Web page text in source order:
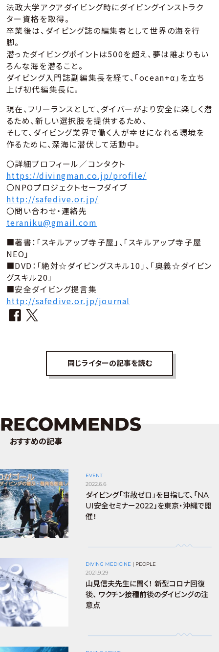
法政大学アクアダイビング時にダイビングインストラク
ター資格を取得。
卒業後は、ダイビング誌の編集者として世界の海を行
脚。
潜ったダイビングポイントは500を超え、夢は誰よりもい
ろんな海を潜ること。
ダイビング入門誌副編集長を経て、「ocean+α」を立ち
上げ初代編集長に。
現在、フリーランスとして、ダイバーがより安全に楽しく潜
るため、新しい選択肢を提供するため、
そして、ダイビング業界で働く人が幸せになれる環境を
作るために、深海に潜伏して活動中。
〇詳細プロフィール／コンタクト
https://divingman.co.jp/profile/
〇NPOプロジェクトセーフダイブ
http://safedive.or.jp/
〇問い合わせ・連絡先
teraniku@gmail.com
■著書：「スキルアップ寺子屋」、「スキルアップ寺子屋
NEO」
■DVD：「絶対☆ダイビングスキル10」、「奥義☆ダイビン
グスキル20」
■安全ダイビング提言集
http://safedive.or.jp/journal
同じライターの記事を読む
RECOMMENDS
おすすめの記事
EVENT
2022.6.6
ダイビング「事故ゼロ」を目指して、「NA
UI安全セミナー2022」を東京・沖縄で開
催！
DIVING MEDICINE | PEOPLE
2021.9.29
山見信夫先生に聞く！ 新型コロナ回復
後、 ワクチン接種前後のダイビングの注
意点